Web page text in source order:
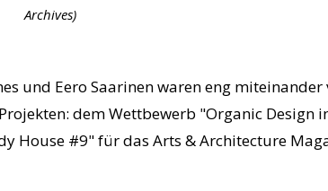
Archives)
und Eero Saarinen waren eng
dem Wettbewerb "Organic Design
House #9" für das Arts & Architecture